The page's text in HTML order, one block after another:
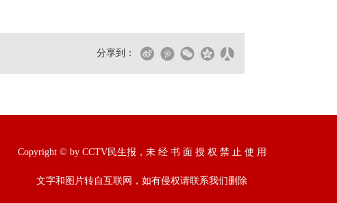
分享到：
Copyright © by CCTV民生报，未 经 书 面 授 权 禁 止 使 用
文字和图片转自互联网，如有侵权请联系我们删除